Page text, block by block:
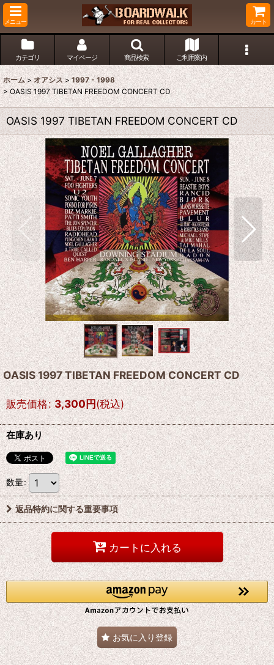
メニュー カート
カテゴリ マイページ 商品検索 ご利用案内
ホーム > オアシス > 1997 - 1998
> OASIS 1997 TIBETAN FREEDOM CONCERT CD
OASIS 1997 TIBETAN FREEDOM CONCERT CD
OASIS 1997 TIBETAN FREEDOM CONCERT CD
販売価格: 3,300円(税込)
在庫あり
数量:
返品特約に関する重要事項
カートに入れる
お気に入り登録